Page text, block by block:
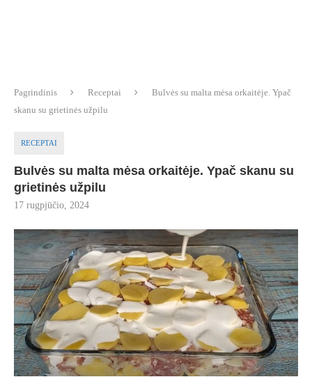
Pagrindinis Receptai
Bulvės su malta mėsa orkaitėje. Ypač
skanu su grietinės užpilu
RECEPTAI
Bulvės su malta mėsa orkaitėje. Ypač skanu su
grietinės užpilu
17 rugpjūčio, 2024